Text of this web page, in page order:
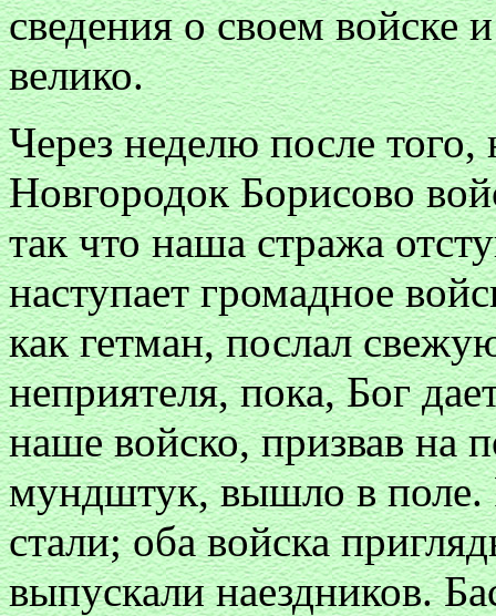
сведения о своем войске
велико.
Через неделю после
Новгородок Борисово
так что наша стража
наступает громадное
как гетман, послал
неприятеля, пока, Бог
наше войско, призвав на
мундштук, вышло в поле.
стали; оба войска
выпускали наездников.